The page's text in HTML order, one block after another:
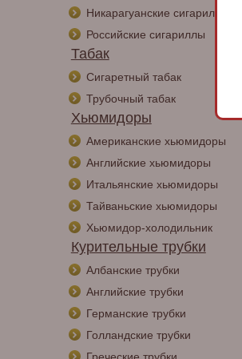
Никарагуанские сигариллы
Российские сигариллы
Табак
Сигаретный табак
Трубочный табак
Хьюмидоры
Американские хьюмидоры
Английские хьюмидоры
Итальянские хьюмидоры
Тайваньские хьюмидоры
Хьюмидор-холодильник
Курительные трубки
Албанские трубки
Английские трубки
Германские трубки
Голландские трубки